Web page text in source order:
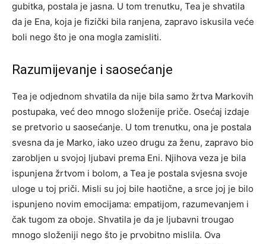
gubitka, postala je jasna. U tom trenutku, Tea je shvatila
da je Ena, koja je fizički bila ranjena, zapravo iskusila veće
boli nego što je ona mogla zamisliti.
Razumijevanje i saosećanje
Tea je odjednom shvatila da nije bila samo žrtva Markovih
postupaka, već deo mnogo složenije priče. Osećaj izdaje
se pretvorio u saosećanje. U tom trenutku, ona je postala
svesna da je Marko, iako uzeo drugu za ženu, zapravo bio
zarobljen u svojoj ljubavi prema Eni. Njihova veza je bila
ispunjena žrtvom i bolom, a Tea je postala svjesna svoje
uloge u toj priči. Misli su joj bile haotične, a srce joj je bilo
ispunjeno novim emocijama: empatijom, razumevanjem i
čak tugom za oboje. Shvatila je da je ljubavni trougao
mnogo složeniji nego što je prvobitno mislila. Ova